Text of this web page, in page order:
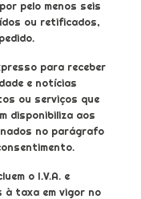
pelo menos seis
ou retificados,
para receber
e notícias
ou serviços que
disponibiliza aos
no parágrafo
o I.V.A. e
​​à taxa em vigor no